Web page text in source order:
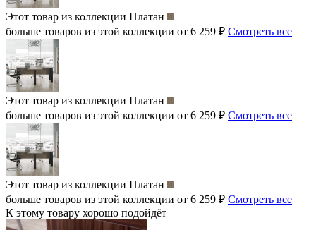
Этот товар из коллекции Платан
больше товаров из этой коллекции от 6 259 ₽ Смотреть все
Этот товар из коллекции Платан
больше товаров из этой коллекции от 6 259 ₽ Смотреть все
Этот товар из коллекции Платан
больше товаров из этой коллекции от 6 259 ₽ Смотреть все
К этому товару хорошо подойдёт